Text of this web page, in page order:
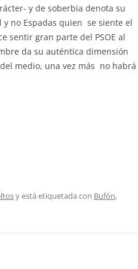
y de soberbia denota su
no Espadas quien se siente el
sentir gran parte del PSOE al
da su auténtica dimensión
medio, una vez más no habrá
y está etiquetada con Bufón,